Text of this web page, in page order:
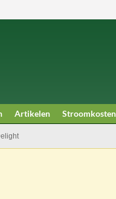
Artikelen Stroomkosten